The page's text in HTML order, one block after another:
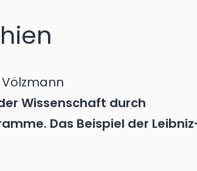
Völzmann
Wissenschaft durch
Das Beispiel der